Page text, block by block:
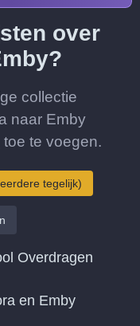
over
collectie
naar Emby
te voegen.
tegelijk)
Overdragen
en Emby